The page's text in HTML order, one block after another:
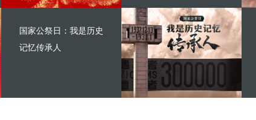
国家公祭日：我是历史
记忆传承人